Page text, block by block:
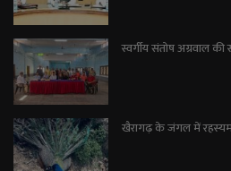
स्वर्गीय संतोष अग्रवाल
खैरागढ़ के जंगल में